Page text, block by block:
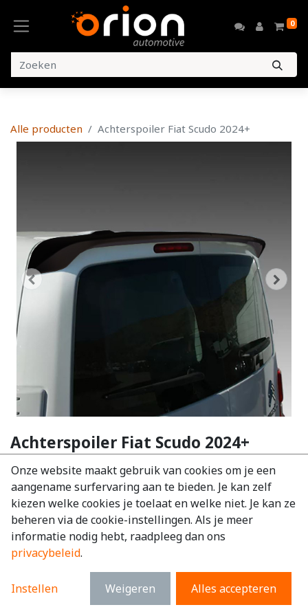
0
Alle producten Achterspoiler Fiat Scudo 2024+
Achterspoiler Fiat Scudo 2024+
EAN: 6097245830855
€383,24excl. BTW
€463,72 incl. BTW
Merk:Fiat
Materiaal
Onze website maakt gebruik van cookies om je een
aangename surfervaring aan te bieden. Je kan zelf
kiezen welke cookies je toelaat en welke niet. Je kan ze
beheren via de cookie-instellingen. Als je meer
informatie nodig hebt, raadpleeg dan ons
privacybeleid.
Instellen Weigeren Alles accepteren